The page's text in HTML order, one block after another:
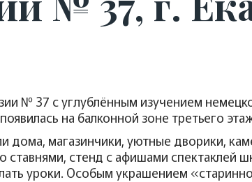
№ 37 с углублённым изучением
на балконной зоне третьего
дома, магазинчики, уютные дворики,
стенд с афишами спектаклей
уроки. Особым украшением